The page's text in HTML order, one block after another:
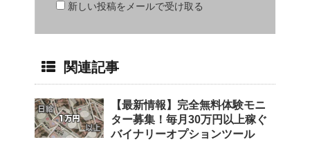
新しい投稿をメールで受け取る
関連記事
【最新情報】完全無料体験モニ
ター募集！毎月30万円以上稼ぐ
バイナリーオプションツール